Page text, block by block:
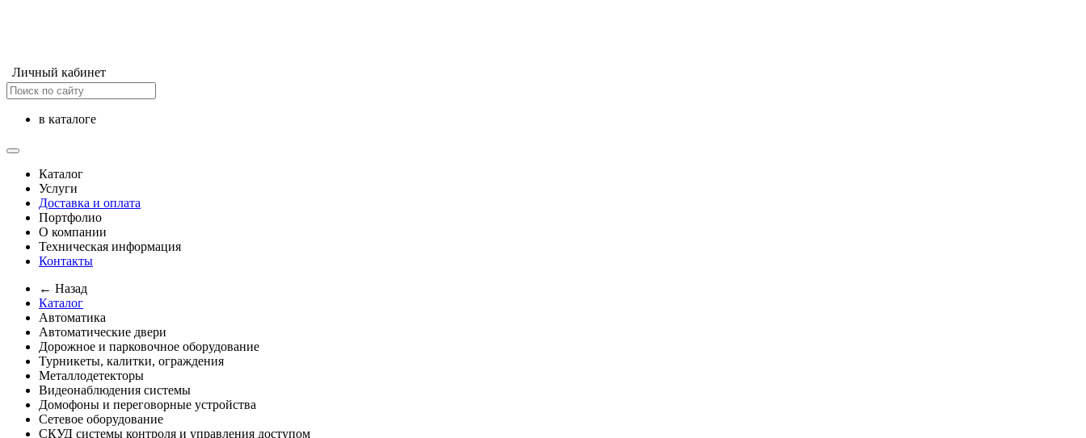
Личный кабинет
в каталоге
Каталог
Услуги
Доставка и оплата
Портфолио
О компании
Техническая информация
Контакты
← Назад
Каталог
Автоматика
Автоматические двери
Дорожное и парковочное оборудование
Турникеты, калитки, ограждения
Металлодетекторы
Видеонаблюдения cистемы
Домофоны и переговорные устройства
Сетевое оборудование
СКУД системы контроля и управления доступом